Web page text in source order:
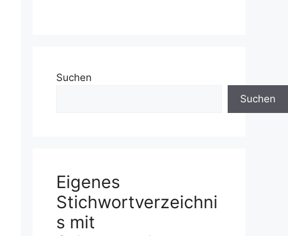
Suchen
Suchen
Eigenes
Stichwortverzeichni
s mit